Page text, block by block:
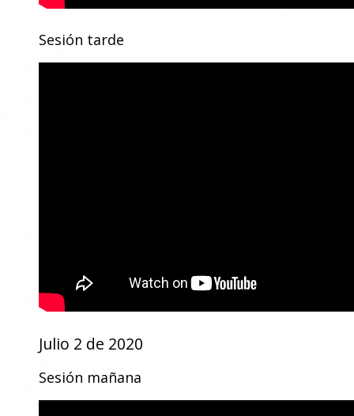
Sesión tarde
Julio 2 de 2020
Sesión mañana